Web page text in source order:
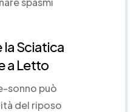
Sciatica
a Letto
sonno può
del riposo